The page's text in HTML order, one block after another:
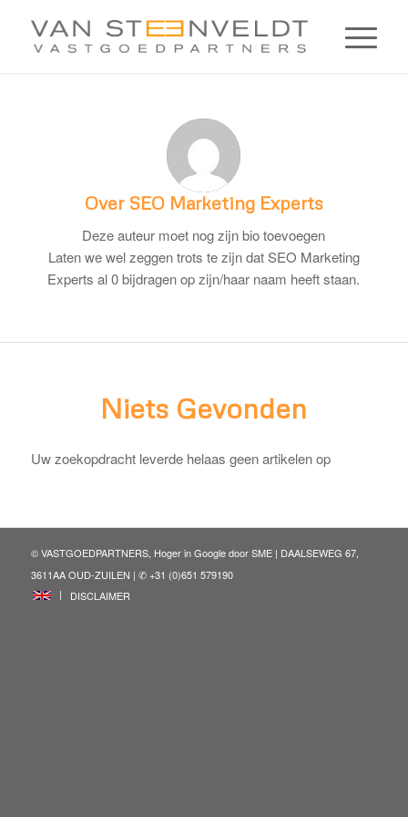
Over SEO Marketing Experts
Deze auteur moet nog zijn bio toevoegen
Laten we wel zeggen trots te zijn datSEO Marketing
Experts al 0 bijdragen op zijn/haar naam heeft staan.
Niets Gevonden
Uw zoekopdracht leverde helaas geen artikelen op
© VASTGOEDPARTNERS, Hoger in Google doorSME| DAALSEWEG 67,
3611AA OUD-ZUILEN | ✆ +31 (0)651 579190
ENG
DISCLAIMER